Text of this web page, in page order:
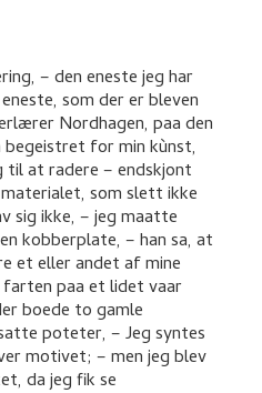
– den eneste jeg har
som der er bleven
Nordhagen, paa den
for min kùnst,
til at radere – endskjont
som slett ikke
sig ikke, – jeg maatte
kobberplate, – han sa, at
et eller andet af mine
paa et lidet vaar
boede to gamle
poteter, – Jeg syntes
motivet; – men jeg blev
da jeg fik se